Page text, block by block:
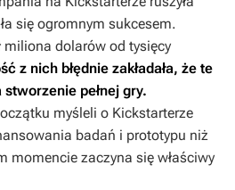
się ogromnym sukcesem.
miliona dolarów od tysięcy
z nich błędnie zakładała, że te
pełnej gry.
myśleli o Kickstarterze
badań i prototypu niż
momencie zaczyna się właściwy